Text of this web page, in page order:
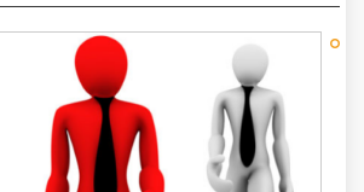
Pagination